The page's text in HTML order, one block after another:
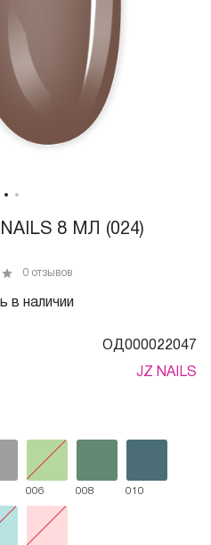
8 МЛ (024)
в наличии
0 отзывов
ОД000022047
JZ NAILS
006 008 010